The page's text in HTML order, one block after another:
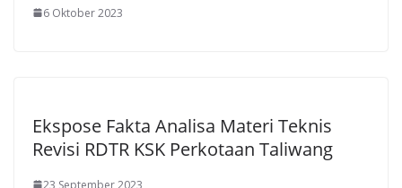
6 Oktober 2023
Ekspose Fakta Analisa Materi Teknis
Revisi RDTR KSK Perkotaan Taliwang
23 September 2023